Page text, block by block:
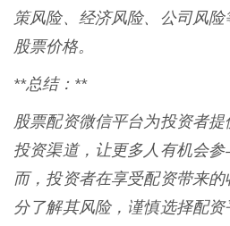
策风险、经济风险、公司风
股票价格。
**总结：**
股票配资微信平台为投资者
投资渠道，让更多人有机会
而，投资者在享受配资带来
分了解其风险，谨慎选择配